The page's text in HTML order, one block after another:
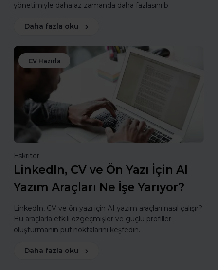
yönetimiyle daha az zamanda daha fazlasını b
Daha fazla oku
CV Hazırla
Eskritor
LinkedIn, CV ve Ön Yazı İçin AI
Yazım Araçları Ne İşe Yarıyor?
LinkedIn, CV ve ön yazı için AI yazım araçları nasıl çalışır?
Bu araçlarla etkili özgeçmişler ve güçlü profiller
oluşturmanın püf noktalarını keşfedin.
Daha fazla oku